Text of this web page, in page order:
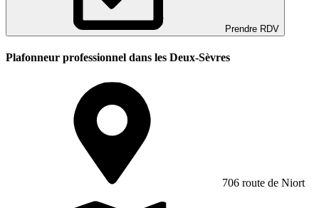
Prendre RDV
Plafonneur professionnel dans les Deux-Sèvres
706 route de Niort